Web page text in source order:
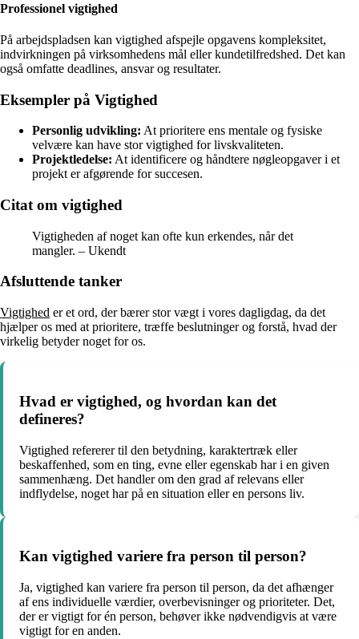
Professionel vigtighed
På arbejdspladsen kan vigtighed afspejle opgavens kompleksitet,
indvirkningen på virksomhedens mål eller kundetilfredshed. Det kan
også omfatte deadlines, ansvar og resultater.
Eksempler på Vigtighed
Personlig udvikling: At prioritere ens mentale og fysiske
velvære kan have stor vigtighed for livskvaliteten.
Projektledelse: At identificere og håndtere nøgleopgaver i et
projekt er afgørende for succesen.
Citat om vigtighed
Vigtigheden af noget kan ofte kun erkendes, når det
mangler. – Ukendt
Afsluttende tanker
Vigtighed er et ord, der bærer stor vægt i vores dagligdag, da det
hjælper os med at prioritere, træffe beslutninger og forstå, hvad der
virkelig betyder noget for os.
Hvad er vigtighed, og hvordan kan det
defineres?
Vigtighed refererer til den betydning, karaktertræk eller
beskaffenhed, som en ting, evne eller egenskab har i en given
sammenhæng. Det handler om den grad af relevans eller
indflydelse, noget har på en situation eller en persons liv.
Kan vigtighed variere fra person til person?
Ja, vigtighed kan variere fra person til person, da det afhænger
af ens individuelle værdier, overbevisninger og prioriteter. Det,
der er vigtigt for én person, behøver ikke nødvendigvis at være
vigtigt for en anden.